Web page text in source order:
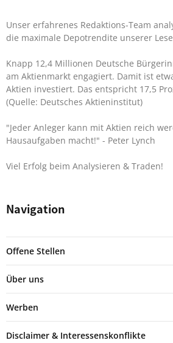
Unser erfahrenes Redaktions-Team
die maximale Depotrendite unserer
Knapp 12,4 Millionen Deutsche
am Aktienmarkt engagiert. Damit ist
Aktien investiert. Das entspricht 17,5
(Quelle: Deutsches Aktieninstitut)
"Jeder Anleger kann mit Aktien reich
Hausaufgaben macht!" - Peter Lynch
Viel Erfolg beim Analysieren & Traden!
Navigation
Offene Stellen
Über uns
Werben
Disclaimer & Interessenskonflikte